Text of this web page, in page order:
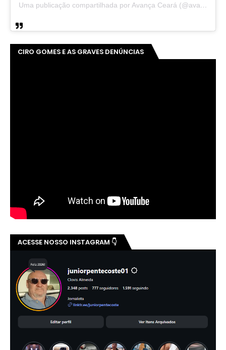
Uma publicação compartilhada por Avança Ceará (@avancaceara)
CIRO GOMES E AS GRAVES DENÚNCIAS
ACESSE NOSSO INSTAGRAM 👇